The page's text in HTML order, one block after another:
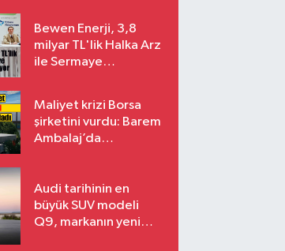
Bewen Enerji, 3,8
milyar TL'lik Halka Arz
ile Sermaye
Maliyet krizi Borsa
şirketini vurdu: Barem
Ambalaj’da
Audi tarihinin en
büyük SUV modeli
Q9, markanın yeni